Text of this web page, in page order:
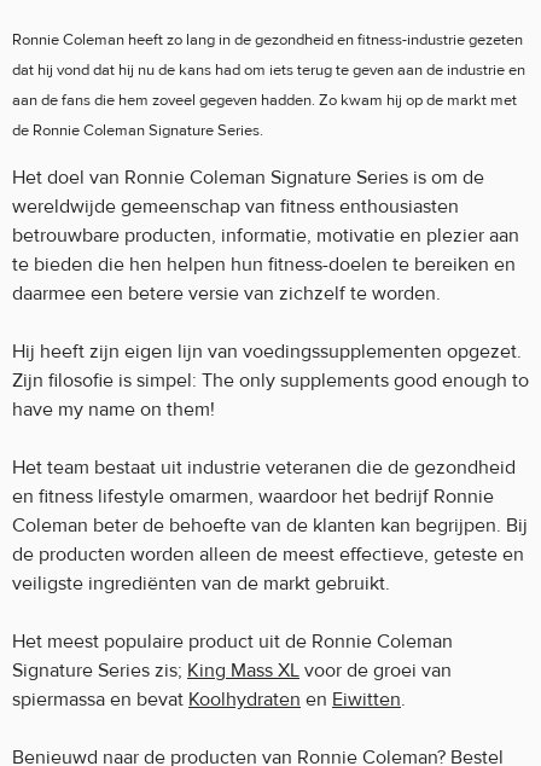
Ronnie Coleman heeft zo lang in de gezondheid en fitness-industrie gezeten
dat hij vond dat hij nu de kans had om iets terug te geven aan de industrie en
aan de fans die hem zoveel gegeven hadden. Zo kwam hij op de markt met
de Ronnie Coleman Signature Series.
Het doel van Ronnie Coleman Signature Series is om de
wereldwijde gemeenschap van fitness enthousiasten
betrouwbare producten, informatie, motivatie en plezier aan
te bieden die hen helpen hun fitness-doelen te bereiken en
daarmee een betere versie van zichzelf te worden.
Hij heeft zijn eigen lijn van voedingssupplementen opgezet.
Zijn filosofie is simpel: The only supplements good enough to
have my name on them!
Het team bestaat uit industrie veteranen die de gezondheid
en fitness lifestyle omarmen, waardoor het bedrijf Ronnie
Coleman beter de behoefte van de klanten kan begrijpen. Bij
de producten worden alleen de meest effectieve, geteste en
veiligste ingrediënten van de markt gebruikt.
Het meest populaire product uit de Ronnie Coleman
Signature Series zis; King Mass XL voor de groei van
spiermassa en bevat Koolhydraten en Eiwitten.
Benieuwd naar de producten van Ronnie Coleman? Bestel